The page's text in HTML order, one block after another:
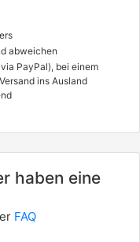
abweichen
PayPal), bei einem
ins Ausland
haben eine
FAQ